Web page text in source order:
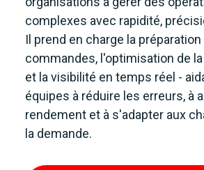
complexes avec rapidité,
Il prend en charge la
commandes, l'optimisation de
et la visibilité en temps réel -
équipes à réduire les erreurs, à
rendement et à s'adapter aux
la demande.